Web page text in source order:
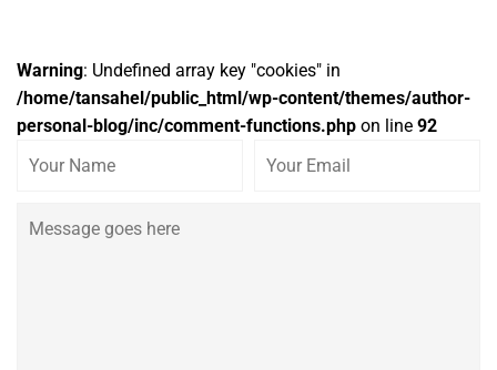
Warning: Undefined array key "cookies" in
/home/tansahel/public_html/wp-content/themes/author-
personal-blog/inc/comment-functions.php on line 92